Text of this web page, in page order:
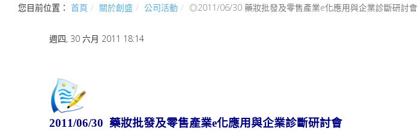
您目前位置： 首頁 關於創盛 公司活動 ◎2011/06/30 藥妝批發及零售產業e化應用與企業診斷研討會
週四, 30 六月 2011 18:14
2011/06/30 藥妝批發及零售產業e化應用與企業診斷研討會